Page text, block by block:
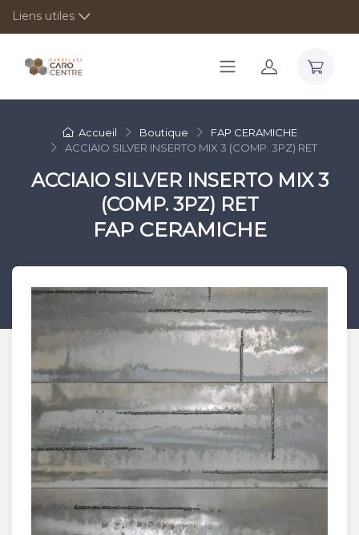
Liens utiles
Accueil Boutique
FAP CERAMICHE
ACCIAIO SILVER INSERTO MIX 3 (COMP. 3PZ) RET
ACCIAIO SILVER INSERTO MIX 3
(COMP. 3PZ) RET
FAP CERAMICHE